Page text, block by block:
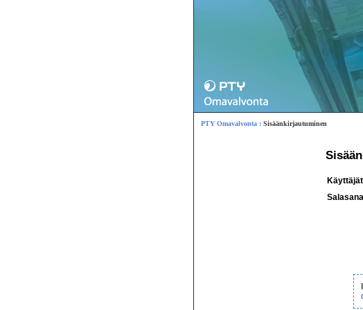
PTY Omavalvonta: Sisäänkirjautuminen
Salasana